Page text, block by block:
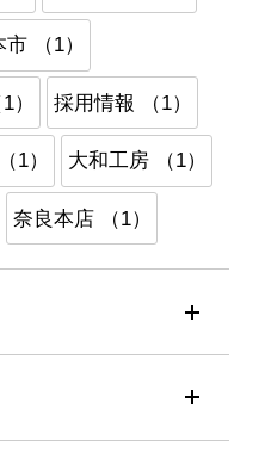
（1）
採用情報 （1）
1） 大和工房 （1）
奈良本店 （1）